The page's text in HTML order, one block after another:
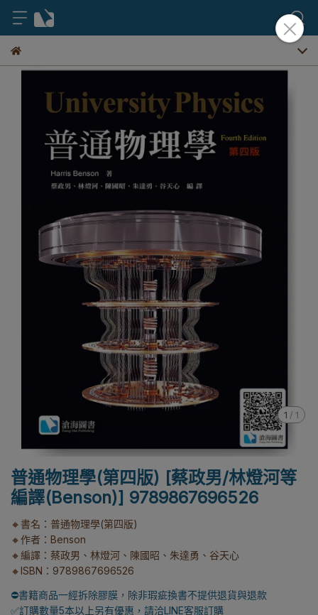
1 / 1
普通物理學(第四版) [蔡政男/林燈河等
編譯(Benson)] 9789867696526
🔸書名：普通物理學(第四版)
🔸作者：Benson
🔸編譯：蔡政男、林燈河、陳國昭、朱達勇、谷天心
🔸ISBN：9789867696526
⛔書籍商品一經拆除膠膜，除非瑕疵換書不提供退貨與退款
✅訂購數量5本以上另有優惠，請洽LINE客服訂購